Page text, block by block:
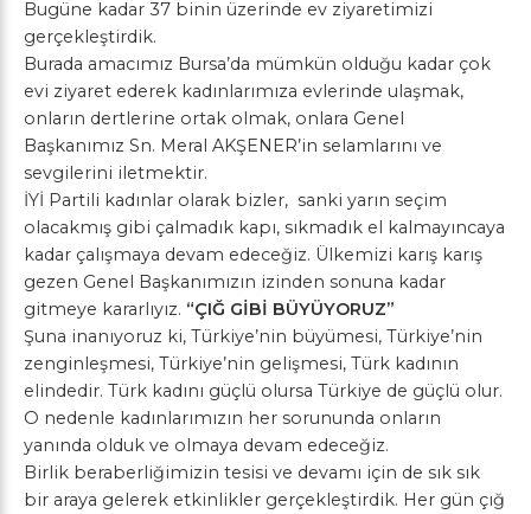
Bugüne kadar 37 binin üzerinde ev ziyaretimizi
gerçekleştirdik.
Burada amacımız Bursa’da mümkün olduğu kadar çok
evi ziyaret ederek kadınlarımıza evlerinde ulaşmak,
onların dertlerine ortak olmak, onlara Genel
Başkanımız Sn. Meral AKŞENER’in selamlarını ve
sevgilerini iletmektir.
İYİ Partili kadınlar olarak bizler, sanki yarın seçim
olacakmış gibi çalmadık kapı, sıkmadık el kalmayıncaya
kadar çalışmaya devam edeceğiz. Ülkemizi karış karış
gezen Genel Başkanımızın izinden sonuna kadar
gitmeye kararlıyız. “ÇIĞ GİBİ BÜYÜYORUZ”
Şuna inanıyoruz ki, Türkiye’nin büyümesi, Türkiye’nin
zenginleşmesi, Türkiye’nin gelişmesi, Türk kadının
elindedir. Türk kadını güçlü olursa Türkiye de güçlü olur.
O nedenle kadınlarımızın her sorununda onların
yanında olduk ve olmaya devam edeceğiz.
Birlik beraberliğimizin tesisi ve devamı için de sık sık
bir araya gelerek etkinlikler gerçekleştirdik. Her gün çığ